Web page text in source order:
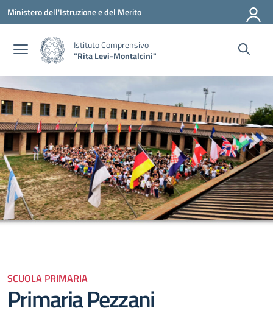
Vai ai contenuti
Vai al menu di navigazione
Vai al footer
Ministero dell'Istruzione e del Merito
Istituto Comprensivo
"Rita Levi-Montalcini"
SCUOLA PRIMARIA
Primaria Pezzani